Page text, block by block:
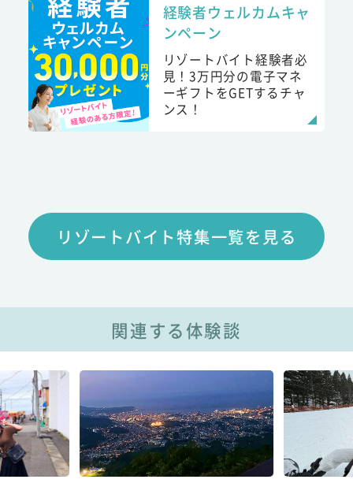
経験者ウェルカムキャ
ンペーン
リゾートバイト経験者必
見！3万円分の電子マネ
ーギフトをGETするチャ
ンス！
リゾートバイト特集一覧を見る
関連する体験談